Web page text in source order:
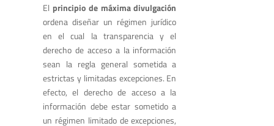
El principio de máxima divulgación
ordena diseñar un régimen jurídico
en el cual la transparencia y el
derecho de acceso a la información
sean la regla general sometida a
estrictas y limitadas excepciones. En
efecto, el derecho de acceso a la
información debe estar sometido a
un régimen limitado de excepciones,